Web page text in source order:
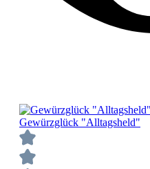
Gewürzglück "Alltagsheld"